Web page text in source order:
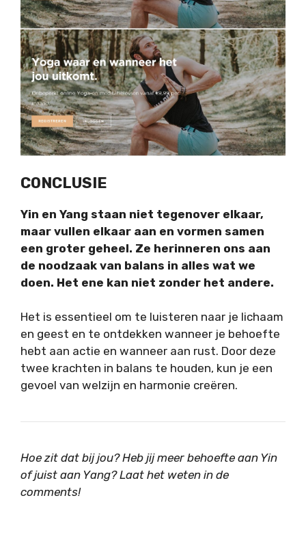
CONCLUSIE
Yin en Yang staan niet tegenover elkaar,
maar vullen elkaar aan en vormen samen
een groter geheel. Ze herinneren ons aan
de noodzaak van balans in alles wat we
doen. Het ene kan niet zonder het andere.
Het is essentieel om te luisteren naar je lichaam
en geest en te ontdekken wanneer je behoefte
hebt aan actie en wanneer aan rust. Door deze
twee krachten in balans te houden, kun je een
gevoel van welzijn en harmonie creëren.
Hoe zit dat bij jou? Heb jij meer behoefte aan Yin
of juist aan Yang? Laat het weten in de
comments!